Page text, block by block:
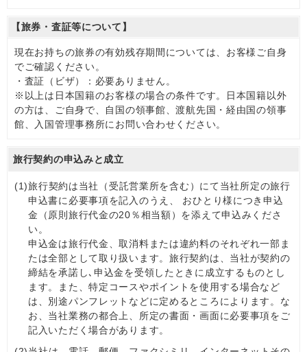
【旅券・査証等について】
現在お持ちの旅券の有効残存期間については、お客様ご自身
でご確認ください。
・査証（ビザ）：必要ありません。
※以上は日本国籍のお客様の場合の条件です。日本国籍以外
の方は、ご自身で、自国の領事館、渡航先国・経由国の領事
館、入国管理事務所にお問い合わせください。
旅行契約の申込みと成立
(1)旅行契約は当社（受託営業所を含む）にて当社所定の旅行
申込書に必要事項を記入のうえ、 おひとり様につき申込
金（原則旅行代金の20％相当額）を添えて申込みくださ
い。
申込金は旅行代金、取消料または違約料のそれぞれ一部ま
たは全部として取り扱います。旅行契約は、当社が契約の
締結を承諾し､申込金を受領したときに成立するものとし
ます。また、特定コースやポイントを使用する場合など
は、別途パンフレットなどに定めるところによります。な
お、当社業務の都合上、所定の書面・画面に必要事項をご
記入いただく場合があります。